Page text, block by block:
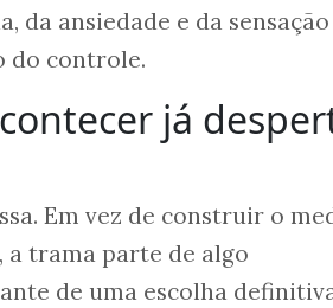
da ansiedade e da
do controle.
já
Em vez de construir o
trama parte de algo
de uma escolha